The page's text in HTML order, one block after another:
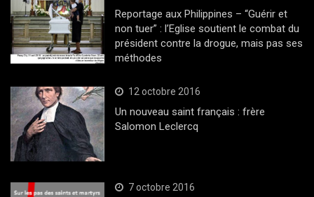
Reportage aux Philippines – “Guérir et
non tuer” : l’Eglise soutient le combat du
président contre la drogue, mais pas ses
méthodes
12 octobre 2016
Un nouveau saint français : frère
Salomon Leclercq
7 octobre 2016